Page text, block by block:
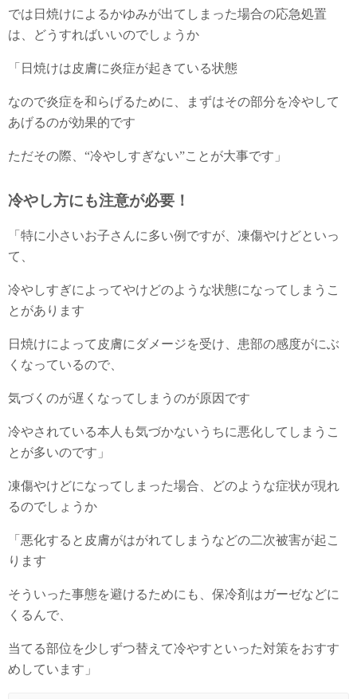
では日焼けによるかゆみが出てしまった場合の応急処置
は、どうすればいいのでしょうか
「日焼けは皮膚に炎症が起きている状態
なので炎症を和らげるために、まずはその部分を冷やして
あげるのが効果的です
ただその際、“冷やしすぎない”ことが大事です」
冷やし方にも注意が必要！
「特に小さいお子さんに多い例ですが、凍傷やけどといっ
て、
冷やしすぎによってやけどのような状態になってしまうこ
とがあります
日焼けによって皮膚にダメージを受け、患部の感度がにぶ
くなっているので、
気づくのが遅くなってしまうのが原因です
冷やされている本人も気づかないうちに悪化してしまうこ
とが多いのです」
凍傷やけどになってしまった場合、どのような症状が現れ
るのでしょうか
「悪化すると皮膚がはがれてしまうなどの二次被害が起こ
ります
そういった事態を避けるためにも、保冷剤はガーゼなどに
くるんで、
当てる部位を少しずつ替えて冷やすといった対策をおすす
めしています」